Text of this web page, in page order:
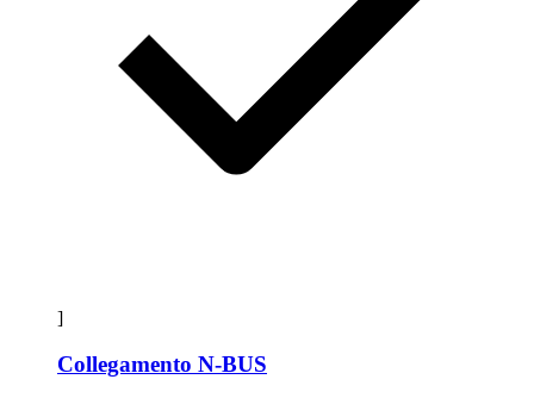
]
Collegamento N-BUS